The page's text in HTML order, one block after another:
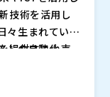
技術を活用し
々生まれていま
提供する小売
る企業では
トの自動化。
すことができ